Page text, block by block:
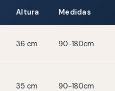
Altura Medidas
36 cm 90-180cm
35 cm 90-180cm